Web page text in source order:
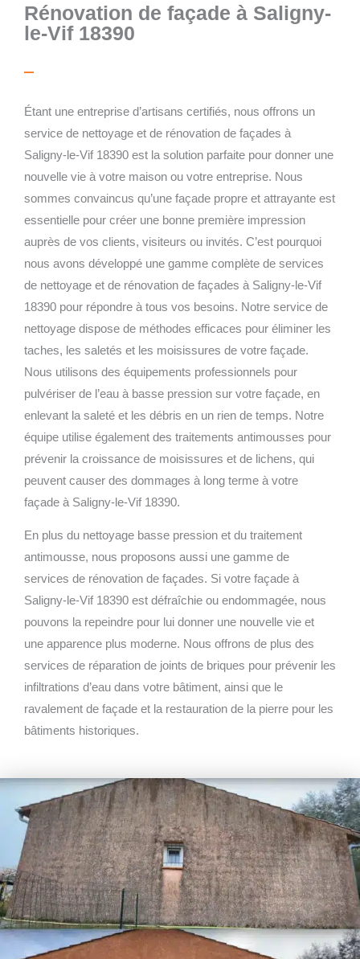
Rénovation de façade à Saligny-
le-Vif 18390
Étant une entreprise d’artisans certifiés, nous offrons un
service de nettoyage et de rénovation de façades à
Saligny-le-Vif 18390 est la solution parfaite pour donner une
nouvelle vie à votre maison ou votre entreprise. Nous
sommes convaincus qu’une façade propre et attrayante est
essentielle pour créer une bonne première impression
auprès de vos clients, visiteurs ou invités. C’est pourquoi
nous avons développé une gamme complète de services
de nettoyage et de rénovation de façades à Saligny-le-Vif
18390 pour répondre à tous vos besoins. Notre service de
nettoyage dispose de méthodes efficaces pour éliminer les
taches, les saletés et les moisissures de votre façade.
Nous utilisons des équipements professionnels pour
pulvériser de l’eau à basse pression sur votre façade, en
enlevant la saleté et les débris en un rien de temps. Notre
équipe utilise également des traitements antimousses pour
prévenir la croissance de moisissures et de lichens, qui
peuvent causer des dommages à long terme à votre
façade à Saligny-le-Vif 18390.
En plus du nettoyage basse pression et du traitement
antimousse, nous proposons aussi une gamme de
services de rénovation de façades. Si votre façade à
Saligny-le-Vif 18390 est défraîchie ou endommagée, nous
pouvons la repeindre pour lui donner une nouvelle vie et
une apparence plus moderne. Nous offrons de plus des
services de réparation de joints de briques pour prévenir les
infiltrations d’eau dans votre bâtiment, ainsi que le
ravalement de façade et la restauration de la pierre pour les
bâtiments historiques.